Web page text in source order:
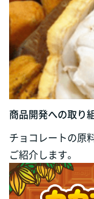
商品開発への取り
チョコレートの原
ご紹介します。